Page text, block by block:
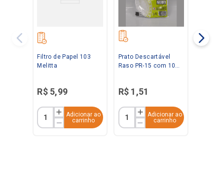
Filtro de Papel 103
Melitta
R$ 5,99
Adicionar ao
carrinho
Prato Descartável
Raso PR-15 com 10
R$ 1 ,51
Adicionar ao
carrinho